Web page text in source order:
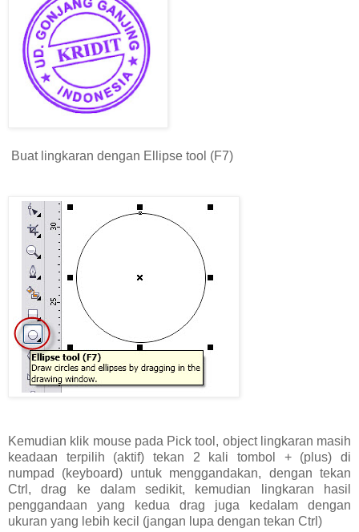
Buat lingkaran dengan Ellipse tool (F7)
Kemudian klik mouse pada Pick tool, object lingkaran masih
keadaan terpilih (aktif) tekan 2 kali tombol + (plus) di
numpad (keyboard) untuk menggandakan, dengan tekan
Ctrl, drag ke dalam sedikit, kemudian lingkaran hasil
penggandaan yang kedua drag juga kedalam dengan
ukuran yang lebih kecil (jangan lupa dengan tekan Ctrl)